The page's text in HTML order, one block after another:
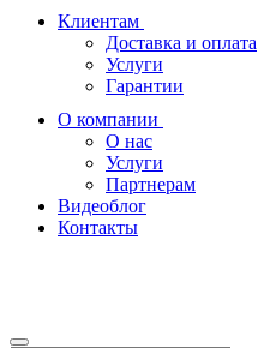
Клиентам
Доставка и оплата
Услуги
Гарантии
О компании
О нас
Услуги
Партнерам
Видеоблог
Контакты